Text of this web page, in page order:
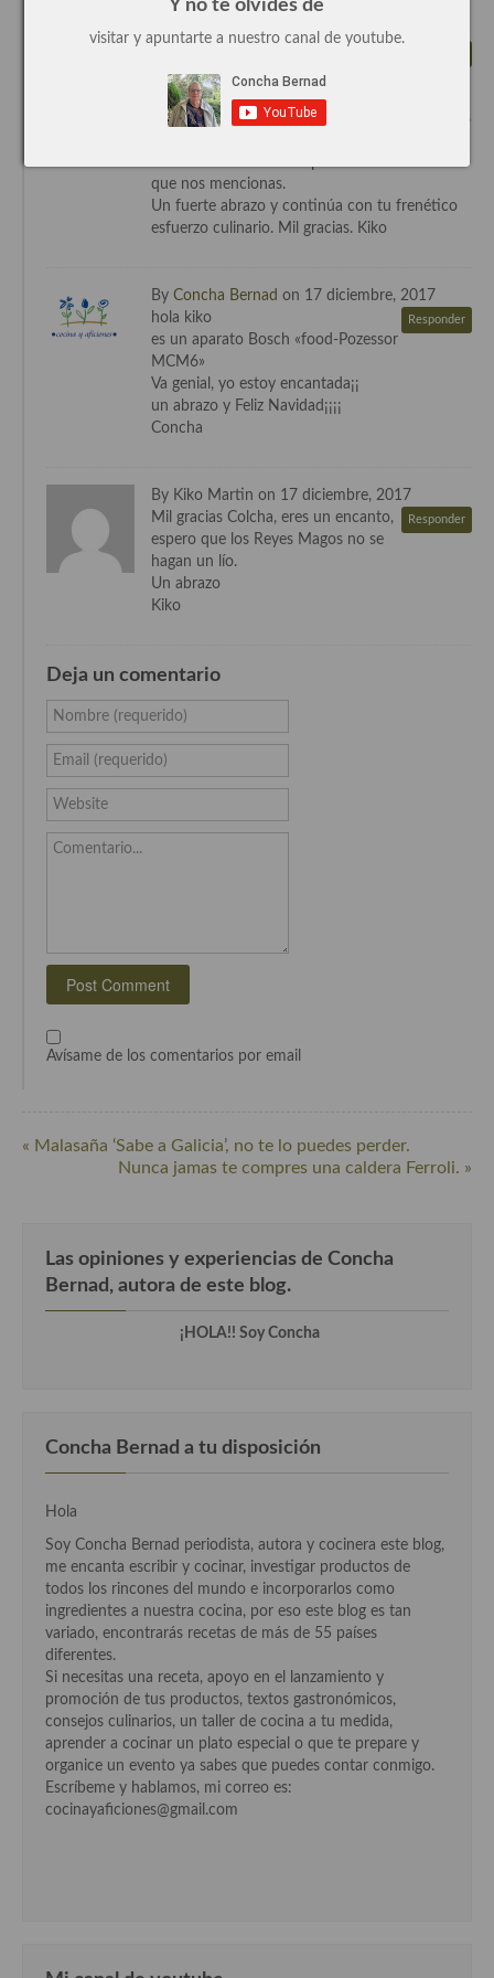
Recetas de fiesta, Navidad y días señalados
Resumen tematicos de recetas
Cocina Americana
Cocina Argentina
Cocina colombiana
Cocina Cajún y Creole
Cocina Venezolana
Cocina de Guatemala
Cocina de Nicaragua
Cocina Ecuatoriana
Cocina Mexicana
Cocina peruana
Cocina de Oriente Medio
Cocina israelí
Cocina Siria
Cocina Azerí (Azerbaiyán)
Cocina de Egipto
Cocina Oriental
Cocina Vietnamita
Cocina camboyana
Cocina China
Cocina filipina
Cocina de Hawái
Cocina de Madagascar
Cocina Africana
Cocina Sudafrinaca
Cocina del Congo
Cocina Sefardí
By Kiko Martin on 16 diciembre, 2017
Hola Concha, serias tan amable de
facilitarme la referencia del
procesador de alimentos Bosch que te has
comprado sólo de esta forma podrán los Reyes
de la infinidad de estos procesadores en la web
que nos mencionas.
Un fuerte abrazo y continúa con tu frenético
esfuerzo culinario. Mil gracias. Kiko
By Concha Bernad on 17 diciembre, 2017
Responder
hola kiko
es un aparato Bosch «food-Pozessor
MCM6»
Va genial, yo estoy encantada¡¡
un abrazo y Feliz Navidad¡¡¡¡
Concha
By Kiko Martin on 17 diciembre, 2017
Responder
Mil gracias Colcha, eres un encanto,
espero que los Reyes Magos no se
hagan un lío.
Un abrazo
Kiko
Deja un comentario
Nombre (requerido)
Email (requerido)
Website
Comentario...
Avísame de los comentarios por email
« Malasaña ‘Sabe a Galicia’, no te lo puedes perder.
Nunca jamas te compres una caldera Ferroli. »
Las opiniones y experiencias de Concha
Bernad, autora de este blog.
¡HOLA!! Soy Concha
Concha Bernad a tu disposición
Hola
Soy Concha Bernad periodista, autora y cocinera este blog,
me encanta escribir y cocinar, investigar productos de
todos los rincones del mundo e incorporarlos como
ingredientes a nuestra cocina, por eso este blog es tan
variado, encontrarás recetas de más de 55 países
diferentes.
Si necesitas una receta, apoyo en el lanzamiento y
promoción de tus productos, textos gastronómicos,
consejos culinarios, un taller de cocina a tu medida,
aprender a cocinar un plato especial o que te prepare y
organice un evento ya sabes que puedes contar conmigo.
Escríbeme y hablamos, mi correo es:
cocinayaficiones@gmail.com
Y no te olvides de
visitar y apuntarte a nuestro canal de youtube.